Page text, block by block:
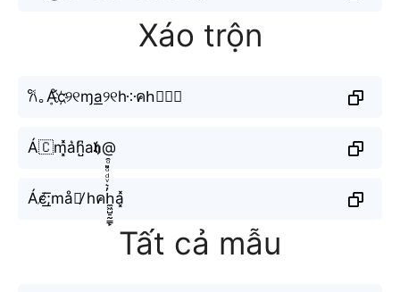
Xáo trộn
𐙚｡Ḁͦ́c҉୨୧ɱa͟୨୧h༶คh⃘𝚊♱
Á🇨m͓̽a͛h̺͆a𝖍@
Ác̴̸͟͞;må⫶̸ hคh̼͖̺̠̰͇̙̓͛ͮͩͦ̎ͦ̑ͅa͓̽
Tất cả mẫu